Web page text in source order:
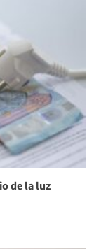
de la luz